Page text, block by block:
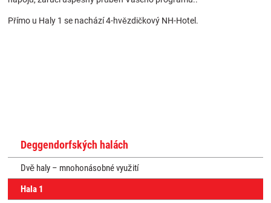
Přímo u Haly 1 se nachází 4-hvězdičkový NH-Hotel.
Deggendorfských halách
Dvě haly – mnohonásobné využití
Hala 1